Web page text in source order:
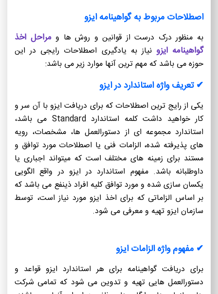
اصطلاحات مربوط به گواهینامه ایزو
به منظور درک درست از قوانین و روش ها ومراحل اخذ
گواهینامه ایزو نیاز به یادگیری اصطلاحات رایجی در این
حوزه می باشد که مهم ترین آنها موارد زیر می باشد:
✔ تعریف واژه استاندارد در ایزو
یکی از رایج ترین اصطلاحات که برای دریافت ایزو با آن سر و
کار خواهید داشت کلمه استاندارد Standard می باشد،
استاندارد مجموعه ای از دستورالعمل ها، مشخصات، رویه
های پذیرفته شده، الزامات فنی یا اصطلاحات مورد توافق و
مستند برای زمینه های مختلف است که میتواند اجباری یا
داوطلبانه باشد. مفهوم استاندارد در ایزو در واقع الگویی
یکسان سازی شده و مورد توافق کلیه افراد ذینفع می باشد که
بر اساس الزاماتی که برای اخذ ایزو مورد نیاز است، توسط
سازمان ایزو تهیه و معرفی می شود.
✔ مفهوم واژه الزامات ایزو
برای دریافت گواهینامه برای هر استاندارد ایزو قواعد و
دستورالعمل هایی تهیه و تدوین می شود که تمامی شرکت